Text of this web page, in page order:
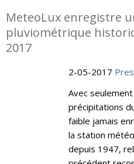
MeteoLux enregistre
pluviométrique
2017
2-05-2017
Avec
précipitations
faible jamais
la station
depuis 1947,